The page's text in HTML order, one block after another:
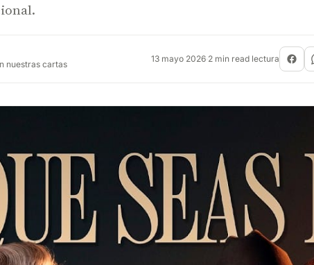
nuestras cartas 13 mayo 2026·2 min read lectura